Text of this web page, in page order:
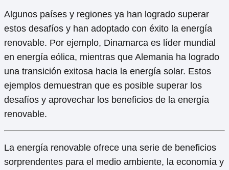
Algunos países y regiones ya han logrado superar
estos desafíos y han adoptado con éxito la energía
renovable. Por ejemplo, Dinamarca es líder mundial
en energía eólica, mientras que Alemania ha logrado
una transición exitosa hacia la energía solar. Estos
ejemplos demuestran que es posible superar los
desafíos y aprovechar los beneficios de la energía
renovable.
La energía renovable ofrece una serie de beneficios
sorprendentes para el medio ambiente, la economía y